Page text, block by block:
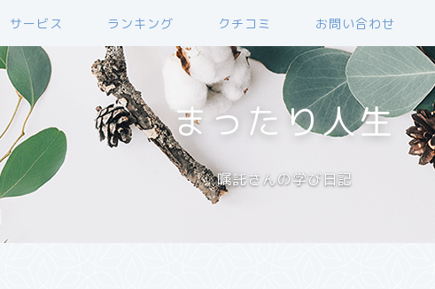
サービス ランキング クチコミ お問い合わせ
まったり人生
嘱託さんの学び日記